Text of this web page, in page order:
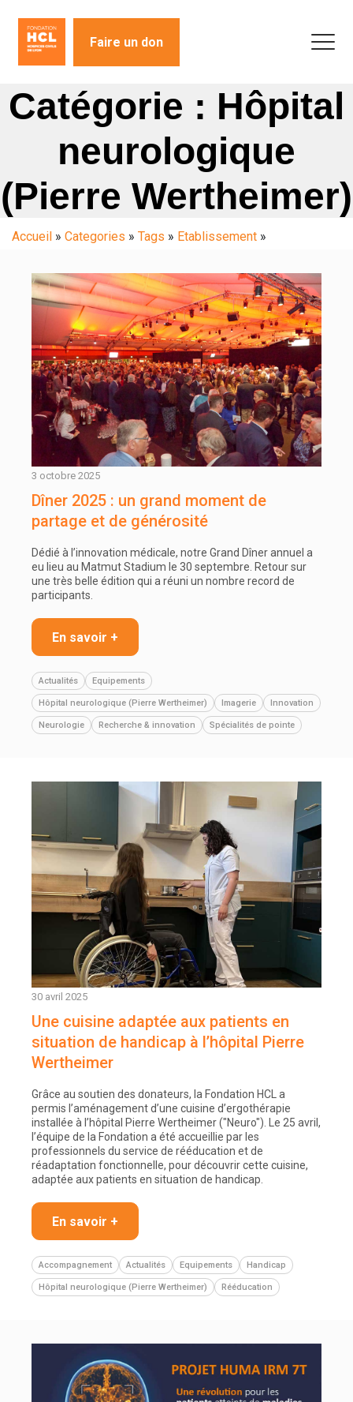
Faire un don
Catégorie : Hôpital
neurologique
(Pierre Wertheimer)
Accueil » Categories » Tags » Etablissement »
3 octobre 2025
Dîner 2025 : un grand moment de
partage et de générosité
Dédié à l’innovation médicale, notre Grand Dîner annuel a
eu lieu au Matmut Stadium le 30 septembre. Retour sur
une très belle édition qui a réuni un nombre record de
participants.
En savoir +
Actualités Equipements
Hôpital neurologique (Pierre Wertheimer) Imagerie Innovation
Neurologie Recherche & innovation Spécialités de pointe
30 avril 2025
Une cuisine adaptée aux patients en
situation de handicap à l’hôpital Pierre
Wertheimer
Grâce au soutien des donateurs, la Fondation HCL a
permis l’aménagement d’une cuisine d’ergothérapie
installée à l’hôpital Pierre Wertheimer ("Neuro"). Le 25 avril,
l’équipe de la Fondation a été accueillie par les
professionnels du service de rééducation et de
réadaptation fonctionnelle, pour découvrir cette cuisine,
adaptée aux patients en situation de handicap.
En savoir +
Accompagnement Actualités Equipements Handicap
Hôpital neurologique (Pierre Wertheimer) Rééducation